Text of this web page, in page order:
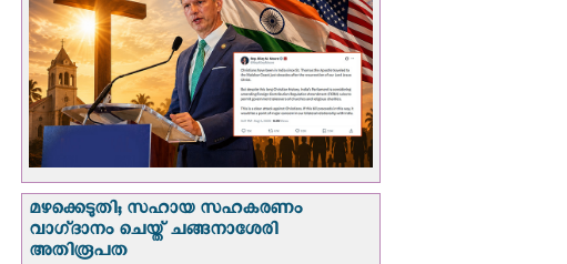
മഴക്കെടുതി; സഹായ സഹകരണം
വാഗ്‌ദാനം ചെയ്ത് ചങ്ങനാശേരി
അതിരൂപത